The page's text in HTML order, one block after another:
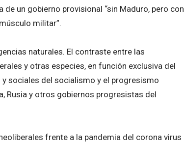
un gobierno provisional “sin Maduro, pero con
militar”.
naturales. El contraste entre las
y otras especies, en función exclusiva del
sociales del socialismo y el progresismo
Rusia y otros gobiernos progresistas del
frente a la pandemia del corona virus